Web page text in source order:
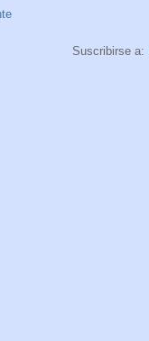
Suscribirse a: